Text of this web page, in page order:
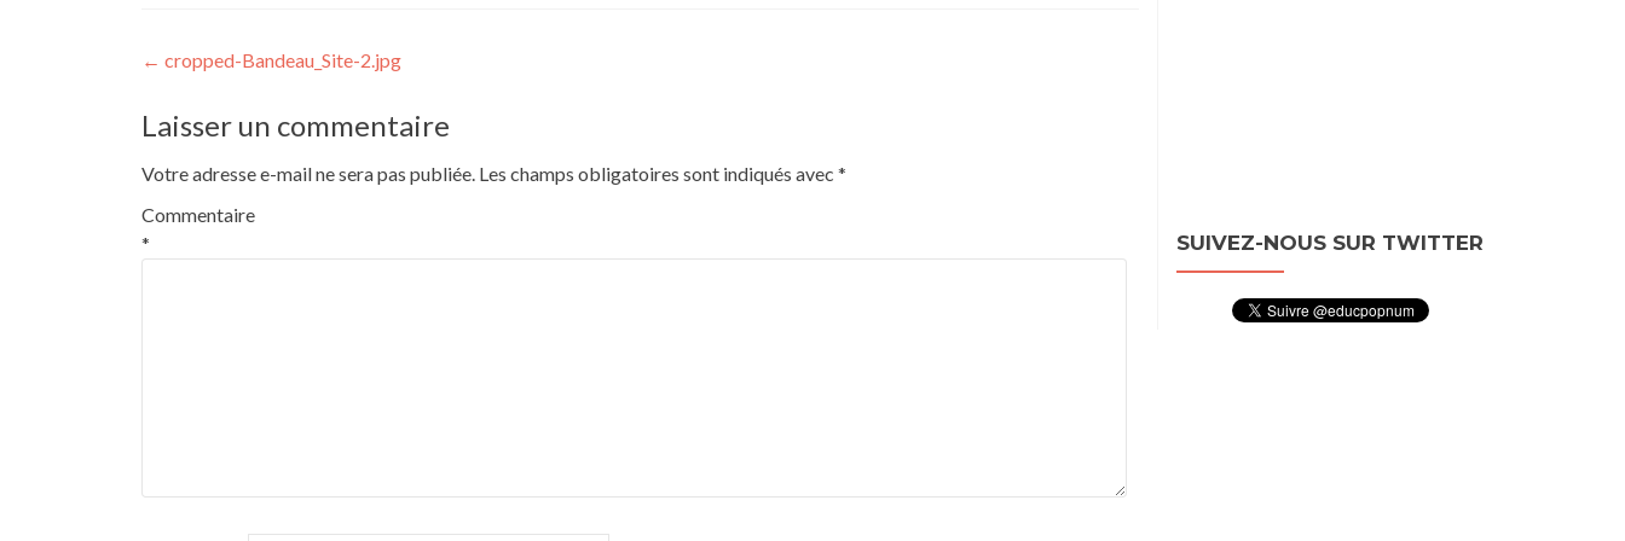
Navigation
de
l’article
← cropped-Bandeau_Site-2.jpg
Laisser un commentaire
Votre adresse e-mail ne sera pas publiée. Les champs obligatoires sont indiqués avec *
Commentaire
*
SUIVEZ-NOUS SUR TWITTER